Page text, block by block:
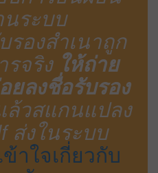
ระบบ
รองสำเนาถูก
รจริง ให้ถ่าย
ยลงชื่อรับรอง
ล้วสแกนแปลง
ส่งในระบบ
าใจเกี่ยวกับ